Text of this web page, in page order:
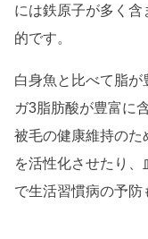
には鉄原子が多く
的です。
白身魚と比べて脂
ガ3脂肪酸が豊富に
被毛の健康維持のた
を活性化させたり
で生活習慣病の予防